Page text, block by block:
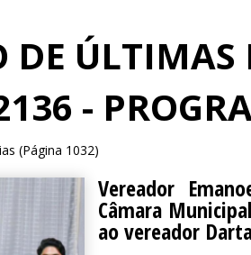
DE
-
(Página 1032)
Vereador
Câmara
ao vereador